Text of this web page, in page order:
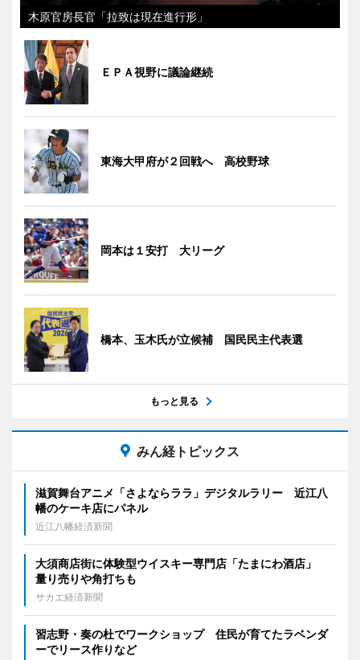
木原官房長官「拉致は現在進行形」
ＥＰＡ視野に議論継続
東海大甲府が２回戦へ 高校野球
岡本は１安打 大リーグ
橋本、玉木氏が立候補 国民民主代表選
もっと見る
みん経トピックス
滋賀舞台アニメ「さよならララ」デジタルラリー 近江八
幡のケーキ店にパネル
近江八幡経済新聞
大須商店街に体験型ウイスキー専門店「たまにわ酒店」
量り売りや角打ちも
サカエ経済新聞
習志野・奏の杜でワークショップ 住民が育てたラベンダ
ーでリース作りなど